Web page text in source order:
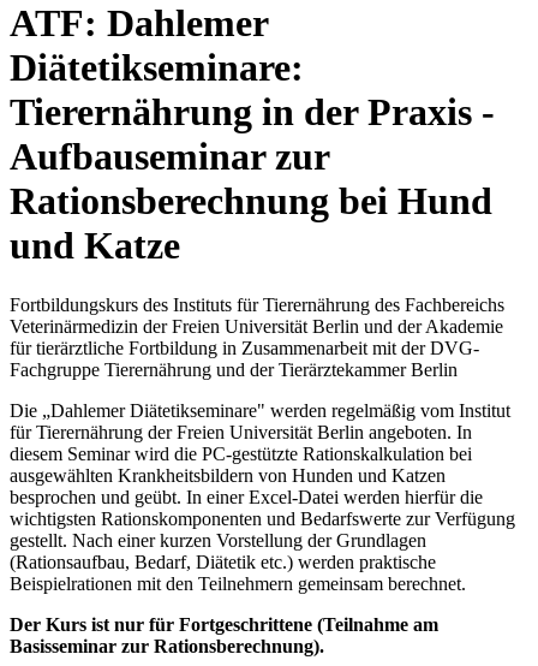
ATF: Dahlemer
Diätetikseminare:
Tierernährung in der Praxis -
Aufbauseminar zur
Rationsberechnung bei Hund
und Katze
Fortbildungskurs des Instituts für Tierernährung des Fachbereichs
Veterinärmedizin der Freien Universität Berlin und der Akademie
für tierärztliche Fortbildung in Zusammenarbeit mit der DVG-
Fachgruppe Tierernährung und der Tierärztekammer Berlin
Die „Dahlemer Diätetikseminare" werden regelmäßig vom Institut
für Tierernährung der Freien Universität Berlin angeboten. In
diesem Seminar wird die PC-gestützte Rationskalkulation bei
ausgewählten Krankheitsbildern von Hunden und Katzen
besprochen und geübt. In einer Excel-Datei werden hierfür die
wichtigsten Rationskomponenten und Bedarfswerte zur Verfügung
gestellt. Nach einer kurzen Vorstellung der Grundlagen
(Rationsaufbau, Bedarf, Diätetik etc.) werden praktische
Beispielrationen mit den Teilnehmern gemeinsam berechnet.
Der Kurs ist nur für Fortgeschrittene (Teilnahme am
Basisseminar zur Rationsberechnung).